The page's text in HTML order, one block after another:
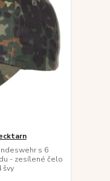
s 6
- zesílené čelo
švy